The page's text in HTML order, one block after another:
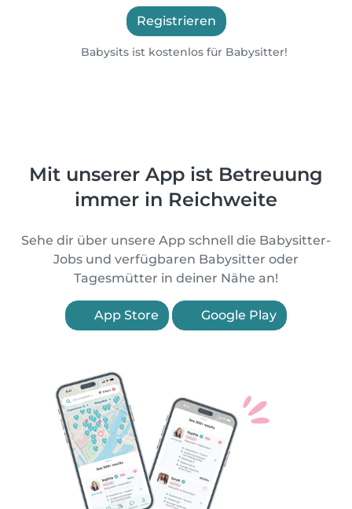
Registrieren
Babysits ist kostenlos für Babysitter!
Mit unserer App ist Betreuung
immer in Reichweite
Sehe dir über unsere App schnell die Babysitter-
Jobs und verfügbaren Babysitter oder
Tagesmütter in deiner Nähe an!
App Store Google Play